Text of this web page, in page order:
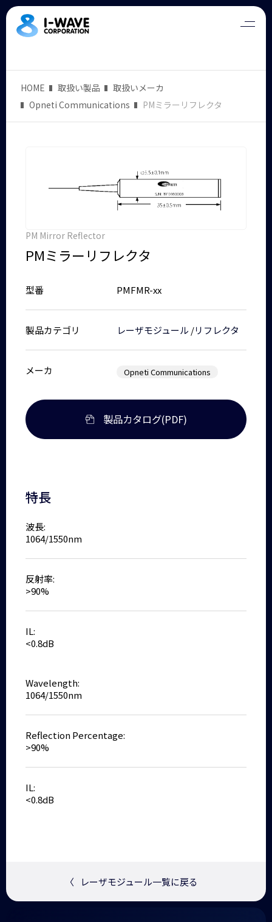
HOME 取扱い製品
取扱いメーカ
Opneti Communications
PMミラーリフレクタ
PM Mirror Reflector
PMミラーリフレクタ
型番 PMFMR-xx
製品カテゴリ レーザモジュール /リフレクタ
メーカ Opneti Communications
製品カタログ(PDF)
特長
波長:
1064/1550nm
反射率:
>90%
IL:
<0.8dB
Wavelength:
1064/1550nm
Reflection Percentage:
>90%
IL:
<0.8dB
〈 レーザモジュール一覧に戻る